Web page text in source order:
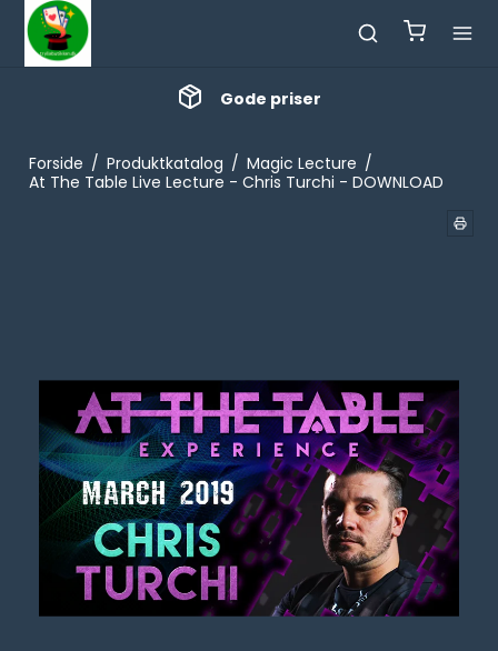
Gode priser
Forside / Produktkatalog / Magic Lecture /
At The Table Live Lecture - Chris Turchi - DOWNLOAD